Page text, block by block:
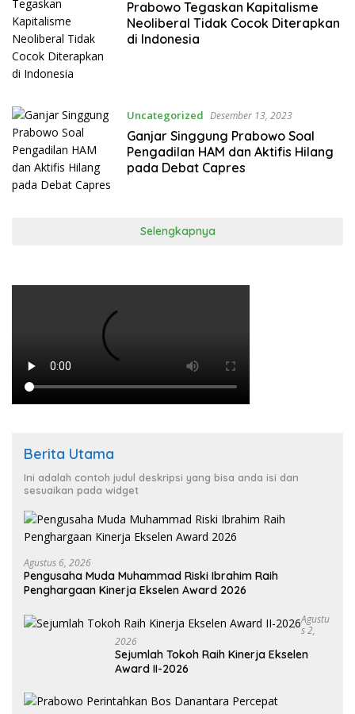
Prabowo Tegaskan Kapitalisme
Neoliberal Tidak Cocok Diterapkan
di Indonesia
Uncategorized Desember 13, 2023
Ganjar Singgung Prabowo Soal
Pengadilan HAM dan Aktifis Hilang
pada Debat Capres
Selengkapnya
Berita Utama
Ini adalah contoh judul deskripsi yang bisa anda isi dan
sesuaikan pada widget
Agustus 6, 2026
Pengusaha Muda Muhammad Riski Ibrahim Raih
Penghargaan Kinerja Ekselen Award 2026
Agustu
S 2,
2026
Sejumlah Tokoh Raih Kinerja Ekselen
Award II-2026